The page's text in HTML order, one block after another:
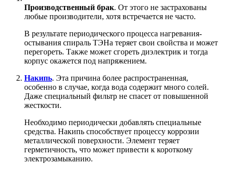
Производственный брак. От этого не застрахованы
любые производители, хотя встречается не часто.
В результате периодического процесса нагревания-
остывания спираль ТЭНа теряет свои свойства и может
перегореть. Также может сгореть диэлектрик и тогда
корпус окажется под напряжением.
Накипь. Эта причина более распространенная,
особенно в случае, когда вода содержит много солей.
Даже специальный фильтр не спасет от повышенной
жесткости.
Необходимо периодически добавлять специальные
средства. Накипь способствует процессу коррозии
металлической поверхности. Элемент теряет
герметичность, что может привести к короткому
электрозамыканию.